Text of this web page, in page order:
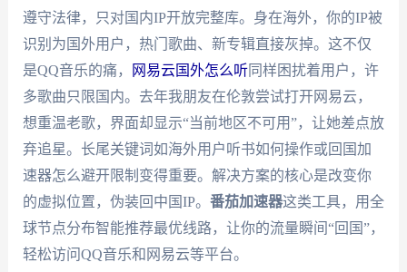
遵守法律，只对国内IP开放完整库。身在海外，你的IP被
识别为国外用户，热门歌曲、新专辑直接灰掉。这不仅
是QQ音乐的痛，
网易云国外怎么听同样困扰着用户，许
多歌曲只限国内。去年我朋友在伦敦尝试打开网易云，
想重温老歌，界面却显示“当前地区不可用”，让她差点放
弃追星。长尾关键词如海外用户听书如何操作或回国加
速器怎么避开限制变得重要。解决方案的核心是改变你
的虚拟位置，伪装回中国IP。 番茄加速器这类工具，用全
球节点分布智能推荐最优线路，让你的流量瞬间“回国”，
轻松访问QQ音乐和网易云等平台。